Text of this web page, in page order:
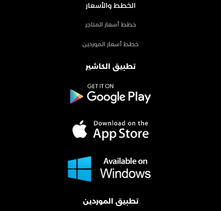
الخطط والأسعار
خطط أسعار المتاجر
خطط أسعار الموردين
تطبيق الكاشير
تطبيق الموردين